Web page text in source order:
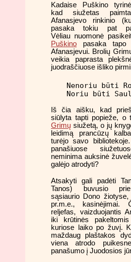
Kadaise Puškino
kad siužetas
Afanasjevo rinkinio
pasaka tokiu pat
Vėliau nuomonė
Puškino pasaka tapo
Afanasjevui. Brolių
veikia paprasta
juodraščiuose išliko
Nenoriu būti
Noriu būti
Iš čia aišku, kad
siūlyta tapti popieže, o
Grimų siužetą, o jų
leidimą prancūzų
turėjo savo
panašiuose
neminima auksinė
galėjo atrodyti?
Atsakyti gali padėti
Tanos) buvusio
sąsiaurio Dono
pr.m.e., kasinėjimai.
reljefas, vaizduojantis
iki krūtinės
kuriose laiko po žuvį.
maždaug plaštakos
viena atrodo
panašumo į Juodosios